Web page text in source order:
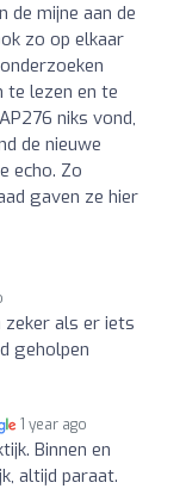
de mijne aan de
zo op elkaar
te lezen en te
niks vond,
de nieuwe
echo. Zo
gaven ze hier
zeker als er iets
geholpen
1 year ago
Binnen en
altijd paraat.